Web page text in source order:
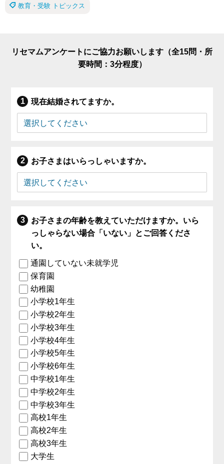
教育・受験 トピックス
リセマムアンケートにご協力お願いします（全15問・所
要時間：3分程度）
現在結婚されてますか。
お子さまはいらっしゃいますか。
お子さまの年齢を教えていただけますか。いら
っしゃらない場合「いない」とご回答くださ
い。
通園していない未就学児
保育園
幼稚園
小学校1年生
小学校2年生
小学校3年生
小学校4年生
小学校5年生
小学校6年生
中学校1年生
中学校2年生
中学校3年生
高校1年生
高校2年生
高校3年生
大学生